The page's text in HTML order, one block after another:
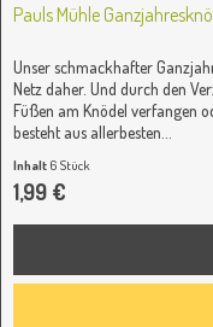
Pauls Mühle
Unser schmackhafter
Netz daher. Und durch den
Füßen am Knödel verfangen
besteht aus allerbesten...
Inhalt 6 Stück
(0,33 € / 1 Stück)
1,99 €